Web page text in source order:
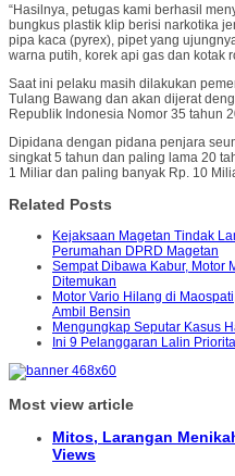
“Hasilnya, petugas kami berhasil
bungkus plastik klip berisi narkotika
pipa kaca (pyrex), pipet yang
warna putih, korek api gas dan kotak
Saat ini pelaku masih dilakukan
Tulang Bawang dan akan dijerat
Republik Indonesia Nomor 35 tahun
Dipidana dengan pidana penjara
singkat 5 tahun dan paling lama 20
1 Miliar dan paling banyak Rp. 10
Related Posts
Kejaksaan Magetan Tindak
Perumahan DPRD Magetan
Sempat Dibawa Kabur, Motor
Ditemukan
Motor Vario Hilang di
Ambil Bensin
Mengungkap Seputar Kasus
Ini 9 Pelanggaran Lalin
Most view article
Mitos, Larangan
Views